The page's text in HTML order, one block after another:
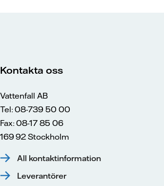
Kontakta oss
Vattenfall AB
Tel: 08-739 50 00
Fax: 08-17 85 06
169 92 Stockholm
All kontaktinformation
Leverantörer